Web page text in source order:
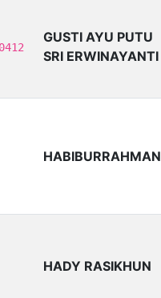
GUSTI AYU PUTU
SRI ERWINAYANTI
HABIBURRAHMAN
HADY RASIKHUN